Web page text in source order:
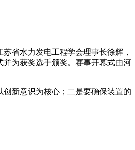
省水力发电工程学会理事长徐辉，
为获奖选手颁奖。赛事开幕式由河
新意识为核心；二是要确保装置的